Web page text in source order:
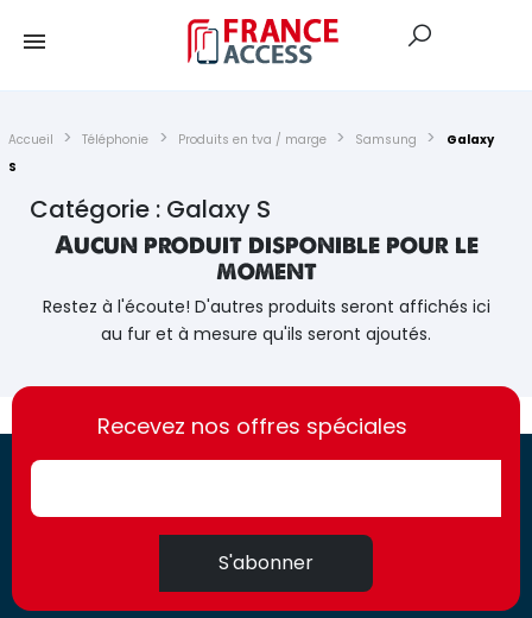
Accueil Téléphonie Produits en tva / marge Samsung
Galaxy
S
Catégorie : Galaxy S
Aucun produit disponible pour le
moment
Restez à l'écoute! D'autres produits seront affichés ici
au fur et à mesure qu'ils seront ajoutés.
https://france-
access.fr
https://france-
access.fr
Recevez nos offres spéciales
S'abonner